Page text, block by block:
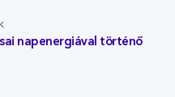
napenergiával történő